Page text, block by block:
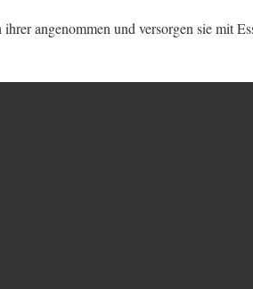
angenommen und versorgen sie mit